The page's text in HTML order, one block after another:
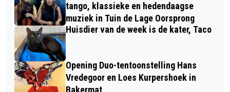
tango, klassieke en hedendaagse
muziek in Tuin de Lage Oorsprong
Huisdier van de week is de kater, Taco
Opening Duo-tentoonstelling Hans
Vredegoor en Loes Kurpershoek in